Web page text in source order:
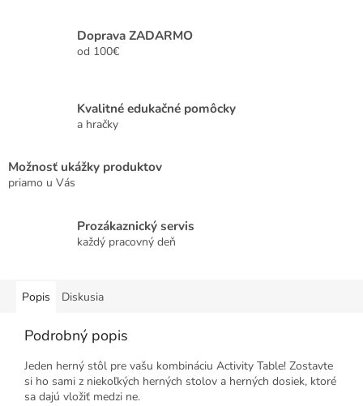
Doprava ZADARMO
od 100€
Kvalitné edukačné pomôcky
a hračky
Možnosť ukážky produktov
priamo u Vás
Prozákaznický servis
každý pracovný deň
Popis Diskusia
Podrobný popis
Jeden herný stôl pre vašu kombináciu Activity Table! Zostavte
si ho sami z niekoľkých herných stolov a herných dosiek, ktoré
sa dajú vložiť medzi ne.